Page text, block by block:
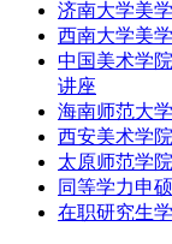
济南大学美
西南大学美
中国美术学
讲座
海南师范大
西安美术学
太原师范学
同等学力申
在职研究生